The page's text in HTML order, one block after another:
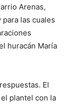
Arenas,
las cuales
huracán María
El
plantel con la